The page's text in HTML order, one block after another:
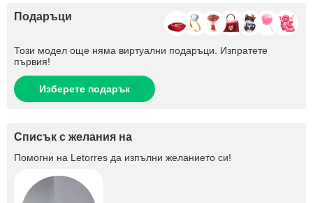
Подаръци
Този модел още няма виртуални подаръци. Изпратете
първия!
Изберете подарък
Списък с желания на
Помогни на Letorres да изпълни желанието си!